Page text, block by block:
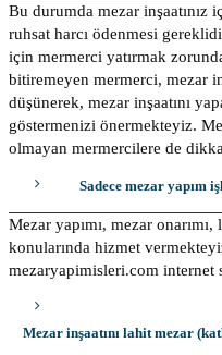
Bu durumda mezar inşaatınız
ruhsat harcı ödenmesi
için mermerci yatırmak
bitiremeyen mermerci, mezar
düşünerek, mezar inşaatını
göstermenizi önermekteyiz.
olmayan mermercilere de
Sadece mezar yapım
Mezar yapımı, mezar
konularında hizmet
mezaryapimisleri.com internet
Mezar inşaatını lahit mezar